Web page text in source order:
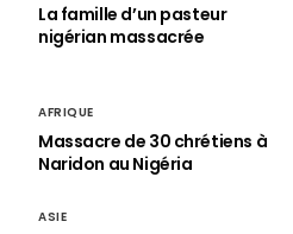
La famille d’un pasteur
nigérian massacrée
AFRIQUE
Massacre de 30 chrétiens à
Naridon au Nigéria
ASIE